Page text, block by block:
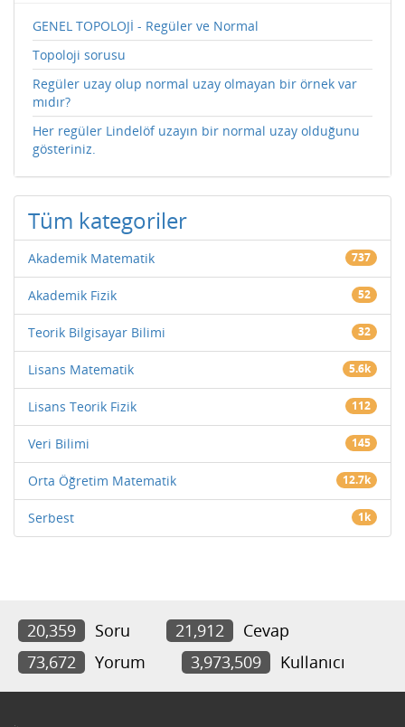
GENEL TOPOLOJİ - Regüler ve Normal
Topoloji sorusu
Regüler uzay olup normal uzay olmayan bir örnek var
mıdır?
Her regüler Lindelöf uzayın bir normal uzay olduğunu
gösteriniz.
Tüm kategoriler
Akademik Matematik 737
Akademik Fizik 52
Teorik Bilgisayar Bilimi 32
Lisans Matematik 5.6k
Lisans Teorik Fizik 112
Veri Bilimi 145
Orta Öğretim Matematik 12.7k
Serbest 1k
20,359 Soru 21,912
Cevap
73,672
Yorum 3,973,509 Kullanıcı